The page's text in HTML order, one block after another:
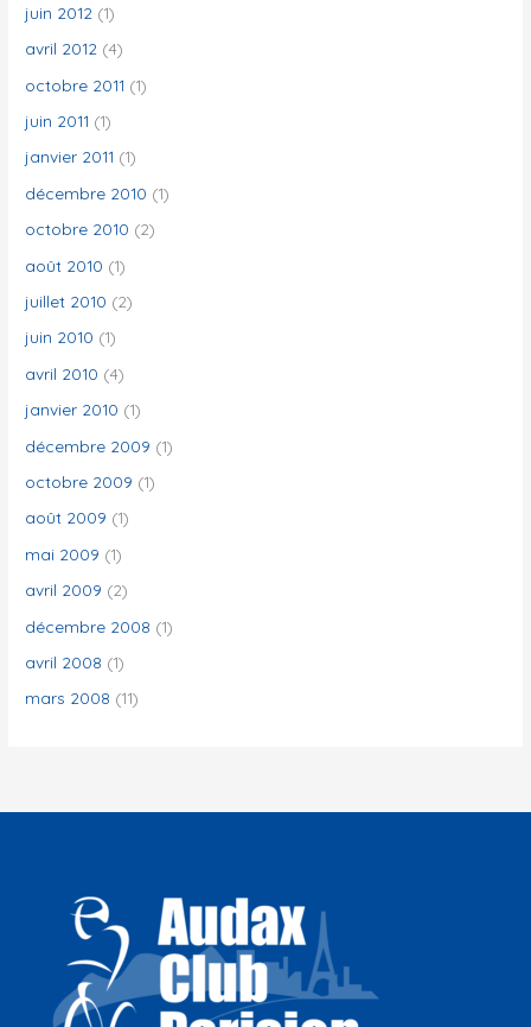
juin 2012 (1)
avril 2012 (4)
octobre 2011 (1)
juin 2011 (1)
janvier 2011 (1)
décembre 2010 (1)
octobre 2010 (2)
août 2010 (1)
juillet 2010 (2)
juin 2010 (1)
avril 2010 (4)
janvier 2010 (1)
décembre 2009 (1)
octobre 2009 (1)
août 2009 (1)
mai 2009 (1)
avril 2009 (2)
décembre 2008 (1)
avril 2008 (1)
mars 2008 (11)